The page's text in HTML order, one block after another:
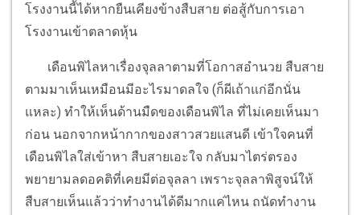
โรงงานนี้ได้หากยืนเคียงข้างสืบสาย ต่อสู้กับการเอา
โรงงานเข้าตลาดหุ้น
เดือนพิไลหาเรื่องจุลลาตามที่โอกาสอำนวย สืบสาย
ตามมาเห็นเหมือนมีอะไรมาดลใจ (ก็ผีเถ้าแก่อีกนั่น
แหละ) ทำให้เห็นด้านมืดของเดือนพิไล ที่ไม่เคยเห็นมา
ก่อน นอกจากหน้ากากของสาวสวยแสนดี เข้าใจคนที่
เดือนพิไลใส่เข้าหา สืบสายเอะใจ กลับมาไตร่ตรอง
พยายามลดอคติที่เคยมีต่อจุลลา เพราะจุลลาพิสูจน์ให้
สืบสายเห็นแล้วว่าทำงานได้ดีมากแค่ไหน ถนัดทำงาน